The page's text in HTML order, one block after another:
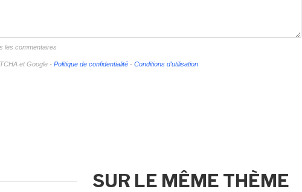
les commentaires
et Google - Politique de confidentialité - Conditions d'utilisation
SUR LE MÊME THÈME